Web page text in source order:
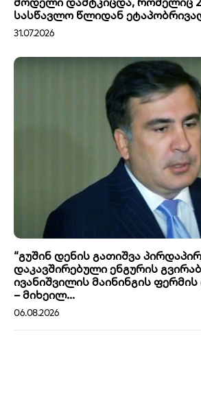
სასწავლო წლიდან
31.07.2026
“გუშინ დენის გათიშვა
დაკავშირებული ენგურის
ივანიშვილის მაინინგის
– მიხეილ...
06.08.2026